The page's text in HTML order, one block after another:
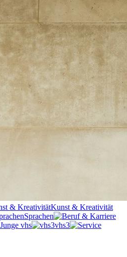
Kunst & Kreativität
Sprachen
Junge vhs
vhs3